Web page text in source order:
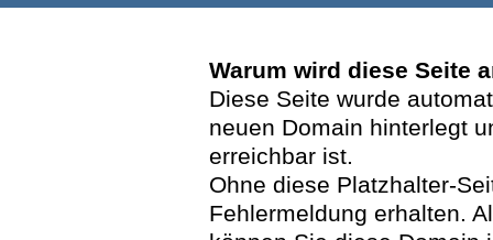
Warum wird diese Seite
Diese Seite wurde
neuen Domain hinterlegt
erreichbar ist.
Ohne diese Platzhalter-
Fehlermeldung erhalten.